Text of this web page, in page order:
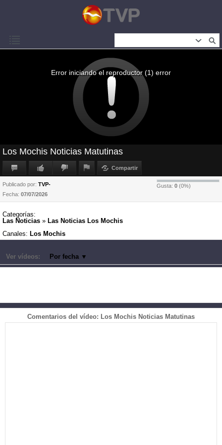
Error iniciando el reproductor (1) error
Los Mochis Noticias Matutinas
Compartir
Gusta: 0 (0%)
Publicado por: TVP-
Fecha: 07/07/2026
Categorías:
Las Noticias » Las Noticias Los Mochis
Canales: Los Mochis
Ver vídeos: Por fecha ▼
Comentarios del vídeo: Los Mochis Noticias Matutinas